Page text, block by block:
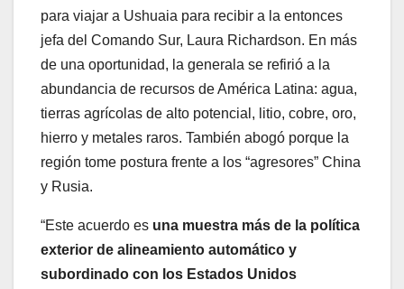
para viajar a Ushuaia para recibir a la entonces
jefa del Comando Sur, Laura Richardson. En más
de una oportunidad, la generala se refirió a la
abundancia de recursos de América Latina: agua,
tierras agrícolas de alto potencial, litio, cobre, oro,
hierro y metales raros. También abogó porque la
región tome postura frente a los “agresores” China
y Rusia.
“Este acuerdo es una muestra más de la política
exterior de alineamiento automático y
subordinado con los Estados Unidos